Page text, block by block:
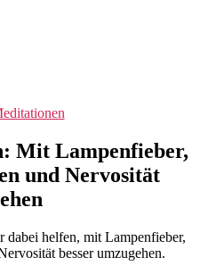
Kategorien
Mit Lampenfieber,
und Nervosität
helfen, mit Lampenfieber,
besser umzugehen.